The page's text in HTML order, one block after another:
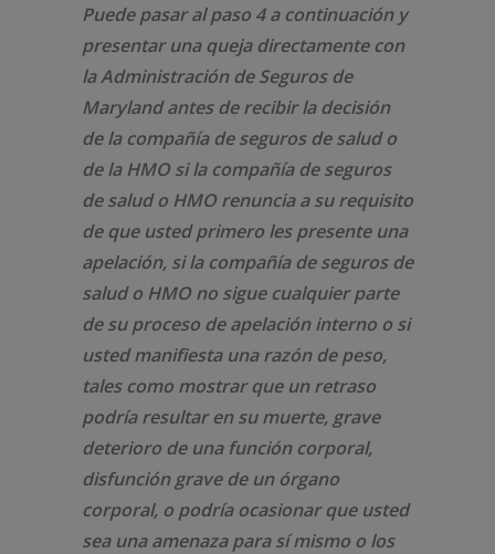
Puede pasar al paso 4 a continuación y
presentar una queja directamente con
la Administración de Seguros de
Maryland antes de recibir la decisión
de la compañía de seguros de salud o
de la HMO si la compañía de seguros
de salud o HMO renuncia a su requisito
de que usted primero les presente una
apelación, si la compañía de seguros de
salud o HMO no sigue cualquier parte
de su proceso de apelación interno o si
usted manifiesta una razón de peso,
tales como mostrar que un retraso
podría resultar en su muerte, grave
deterioro de una función corporal,
disfunción grave de un órgano
corporal, o podría ocasionar que usted
sea una amenaza para sí mismo o los